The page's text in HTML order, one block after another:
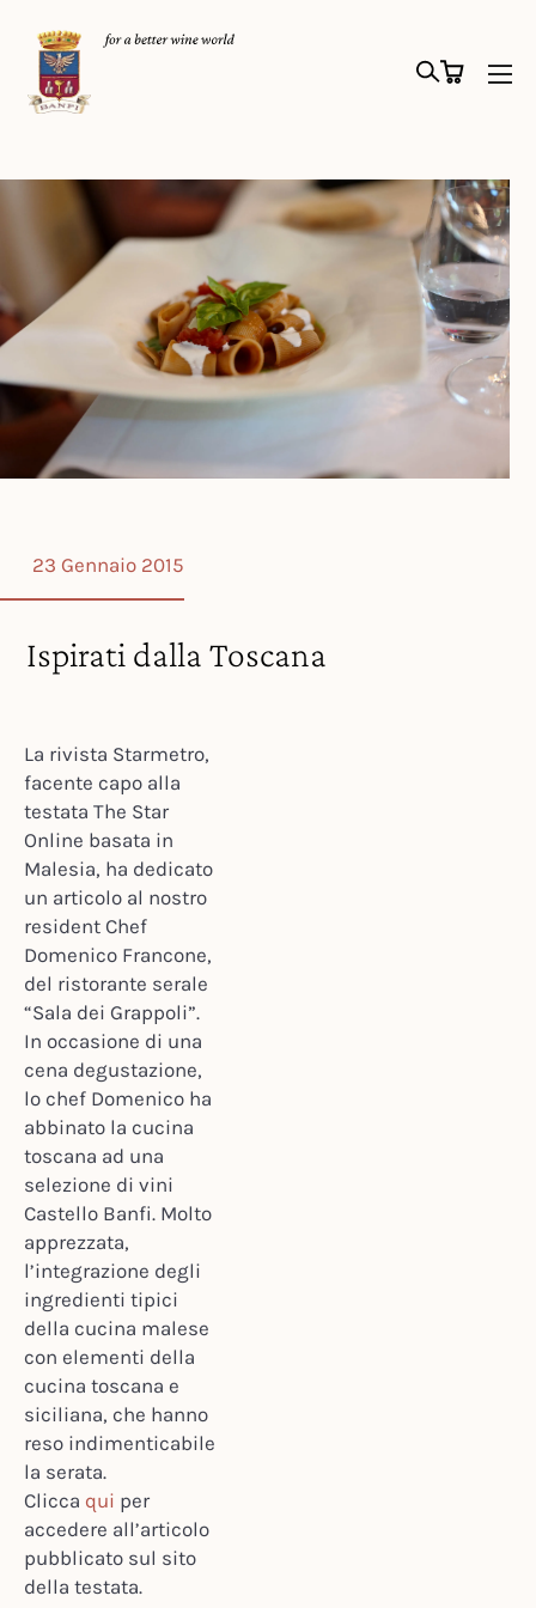
23 Gennaio 2015
Ispirati dalla Toscana
La rivista Starmetro,
facente capo alla
testata The Star
Online basata in
Malesia, ha dedicato
un articolo al nostro
resident Chef
Domenico Francone,
del ristorante serale
“Sala dei Grappoli”.
In occasione di una
cena degustazione,
lo chef Domenico ha
abbinato la cucina
toscana ad una
selezione di vini
Castello Banfi. Molto
apprezzata,
l’integrazione degli
ingredienti tipici
della cucina malese
con elementi della
cucina toscana e
siciliana, che hanno
reso indimenticabile
la serata.
Clicca qui per
accedere all’articolo
pubblicato sul sito
della testata.